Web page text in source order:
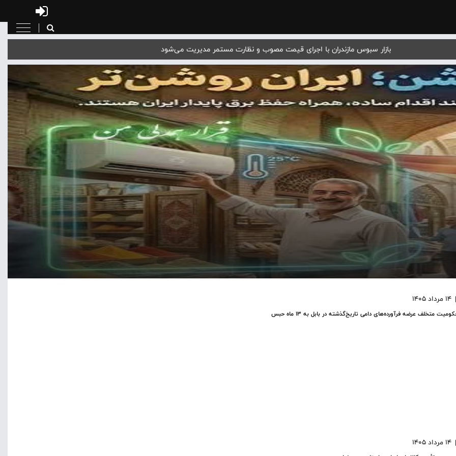
بازار سبوس مازندران با اجرای قیمت مصوب و نظارت مستمر مدیریت می‌شود
14 مرداد 1405
متخلف عرضه فرآورده‌های دامی تاریخ‌گذشته در بابل به ۱۳ ماه حبس
14 مرداد 1405